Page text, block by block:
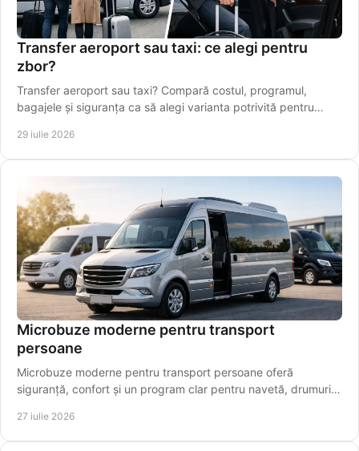
Transfer aeroport sau taxi: ce alegi pentru
zbor?
Transfer aeroport sau taxi? Compară costul, programul,
bagajele și siguranța ca să alegi varianta potrivită pentru
29 iulie 2026
Microbuze moderne pentru transport
persoane
Microbuze moderne pentru transport persoane oferă
siguranță, confort și un program clar pentru navetă, drumuri
27 iulie 2026